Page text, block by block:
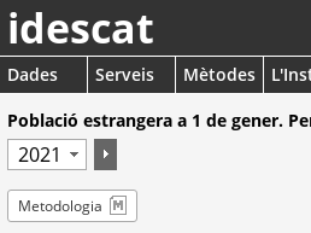
idescat
Dades Serveis Mètodes
Població estrangera a 1 de gener.
Metodologia